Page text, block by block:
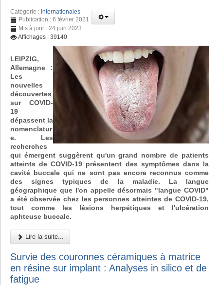
Catégorie : Internationales
Publication : 6 février 2021
Mis à jour : 24 juin 2023
Affichages : 39140
LEIPZIG,
Allemagne :
Les
nouvelles
découvertes
sur COVID-
19
dépassent la
nomenclatur
e. Les
recherches
qui émergent suggèrent qu'un grand nombre de patients
atteints de COVID-19 présentent des symptômes dans la
cavité buccale qui ne sont pas encore reconnus comme
des signes typiques de la maladie. La langue
géographique que l'on appelle désormais "langue COVID"
a été observée chez les personnes atteintes de COVID-19,
tout comme les lésions herpétiques et l'ulcération
aphteuse buccale.
Lire la suite...
Survie des couronnes céramiques à matrice
en résine sur implant : Analyses in silico et de
fatigue